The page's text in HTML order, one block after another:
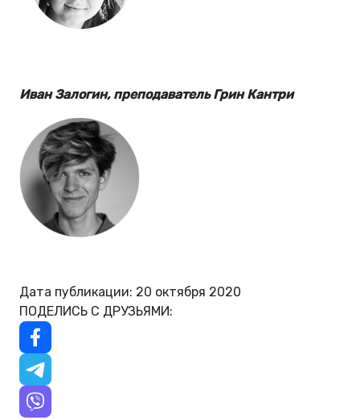
Иван Залогин, преподаватель Грин Кантри
Дата публикации: 20 октября 2020
ПОДЕЛИСЬ С ДРУЗЬЯМИ: